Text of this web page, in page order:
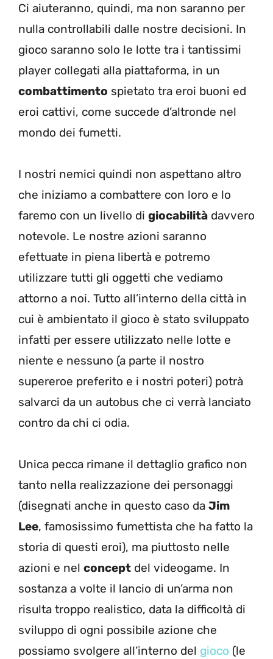
Ci aiuteranno, quindi, ma non saranno per
nulla controllabili dalle nostre decisioni. In
gioco saranno solo le lotte tra i tantissimi
player collegati alla piattaforma, in un
combattimento spietato tra eroi buoni ed
eroi cattivi, come succede d’altronde nel
mondo dei fumetti.
I nostri nemici quindi non aspettano altro
che iniziamo a combattere con loro e lo
faremo con un livello di giocabilità davvero
notevole. Le nostre azioni saranno
efettuate in piena libertà e potremo
utilizzare tutti gli oggetti che vediamo
attorno a noi. Tutto all’interno della città in
cui è ambientato il gioco è stato sviluppato
infatti per essere utilizzato nelle lotte e
niente e nessuno (a parte il nostro
supereroe preferito e i nostri poteri) potrà
salvarci da un autobus che ci verrà lanciato
contro da chi ci odia.
Unica pecca rimane il dettaglio grafico non
tanto nella realizzazione dei personaggi
(disegnati anche in questo caso da Jim
Lee, famosissimo fumettista che ha fatto la
storia di questi eroi), ma piuttosto nelle
azioni e nel concept del videogame. In
sostanza a volte il lancio di un’arma non
risulta troppo realistico, data la difficoltà di
sviluppo di ogni possibile azione che
possiamo svolgere all’interno del gioco (le